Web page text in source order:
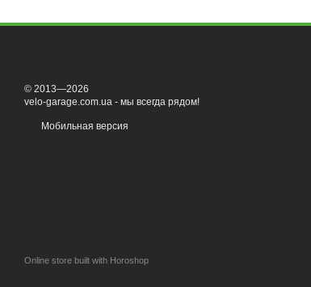
© 2013—2026
velo-garage.com.ua - мы всегда рядом!
Мобильная версия
Online store built with Horoshop